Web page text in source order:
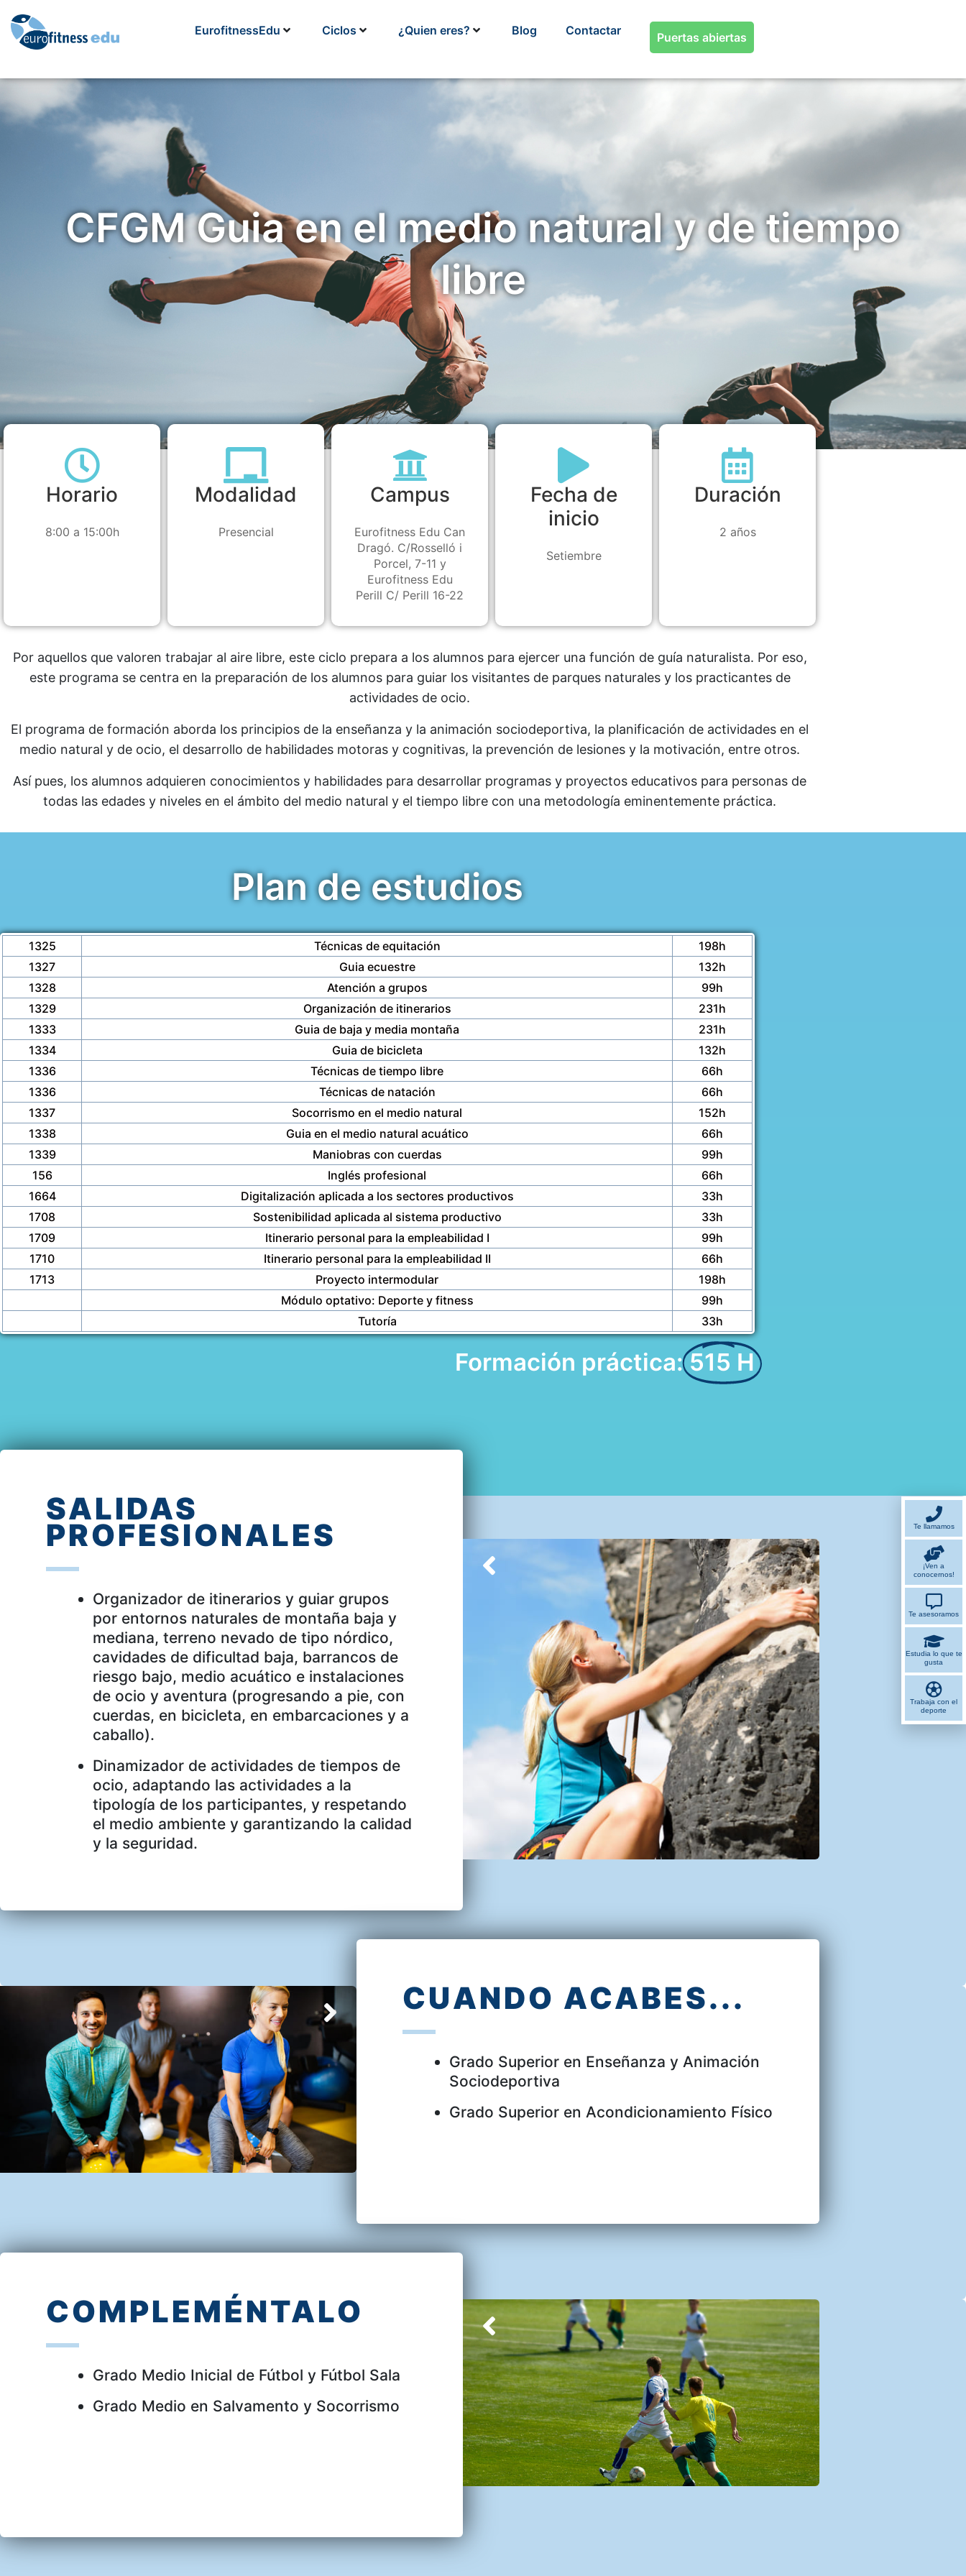
EurofitnessEdu Ciclos ¿Quien eres? Blog Contactar Puertas abiertas
CFGM Guia en el medio natural y de tiempo
libre
Horario
8:00 a 15:00h
Modalidad
Presencial
Campus
Eurofitness Edu Can
Dragó. C/Rosselló i
Porcel, 7-11 y
Eurofitness Edu
Perill C/ Perill 16-22
Fecha de
inicio
Setiembre
Duración
2 años
Por aquellos que valoren trabajar al aire libre, este ciclo prepara a los alumnos para ejercer una función de guía naturalista. Por eso,
este programa se centra en la preparación de los alumnos para guiar los visitantes de parques naturales y los practicantes de
actividades de ocio.
El programa de formación aborda los principios de la enseñanza y la animación sociodeportiva, la planificación de actividades en el
medio natural y de ocio, el desarrollo de habilidades motoras y cognitivas, la prevención de lesiones y la motivación, entre otros.
Así pues, los alumnos adquieren conocimientos y habilidades para desarrollar programas y proyectos educativos para personas de
todas las edades y niveles en el ámbito del medio natural y el tiempo libre con una metodología eminentemente práctica.
Plan de estudios
1325 Técnicas de equitación
198h
1327
Guia ecuestre
132h
1328
Atención a grupos
99h
1329
Organización de itinerarios
231h
1333
Guia de baja y media montaña
231h
1334
Guia de bicicleta
132h
1336
Técnicas de tiempo libre
66h
1336
Técnicas de natación
66h
1337
Socorrismo en el medio natural
152h
1338
Guia en el medio natural acuático
66h
1339
Maniobras con cuerdas
99h
156
Inglés profesional
66h
1664
Digitalización aplicada a los sectores productivos
33h
1708
Sostenibilidad aplicada al sistema productivo
33h
1709
Itinerario personal para la empleabilidad I
99h
1710
Itinerario personal para la empleabilidad II
66h
1713
Proyecto intermodular
198h
Módulo optativo: Deporte y fitness
99h
Tutoría
33h
Formación práctica:515 H
SALIDAS
PROFESIONALES
Organizador de itinerarios y guiar grupos
por entornos naturales de montaña baja y
mediana, terreno nevado de tipo nórdico,
cavidades de dificultad baja, barrancos de
riesgo bajo, medio acuático e instalaciones
de ocio y aventura (progresando a pie, con
cuerdas, en bicicleta, en embarcaciones y a
caballo).
Dinamizador de actividades de tiempos de
ocio, adaptando las actividades a la
tipología de los participantes, y respetando
el medio ambiente y garantizando la calidad
y la seguridad.
CUANDO ACABES...
Grado Superior en Enseñanza y Animación
Sociodeportiva
Grado Superior en Acondicionamiento Físico
COMPLEMÉNTALO
Grado Medio Inicial de Fútbol y Fútbol Sala
Grado Medio en Salvamento y Socorrismo
Te llamamos
¡Ven a
conocernos!
Te asesoramos
Estudia lo que te
gusta
Trabaja con el
deporte